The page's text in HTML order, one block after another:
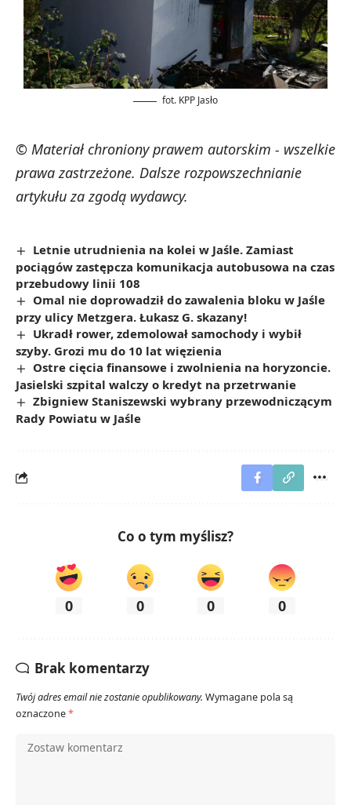
fot. KPP Jasło
© Materiał chroniony prawem autorskim - wszelkie
prawa zastrzeżone. Dalsze rozpowszechnianie
artykułu za zgodą wydawcy.
Letnie utrudnienia na kolei w Jaśle. Zamiast
pociągów zastępcza komunikacja autobusowa na czas
przebudowy linii 108
Omal nie doprowadził do zawalenia bloku w Jaśle
przy ulicy Metzgera. Łukasz G. skazany!
Ukradł rower, zdemolował samochody i wybił
szyby. Grozi mu do 10 lat więzienia
Ostre cięcia finansowe i zwolnienia na horyzoncie.
Jasielski szpital walczy o kredyt na przetrwanie
Zbigniew Staniszewski wybrany przewodniczącym
Rady Powiatu w Jaśle
Co o tym myślisz?
0 0 0 0
Brak komentarzy
Twój adres email nie zostanie opublikowany. Wymagane pola są
oznaczone*